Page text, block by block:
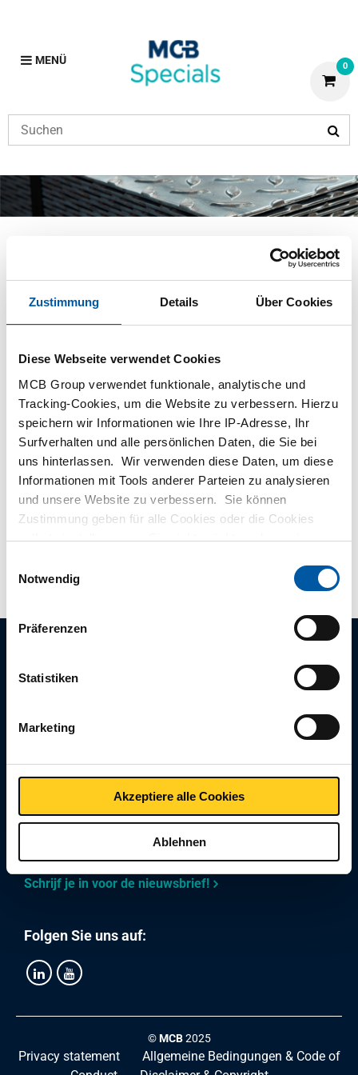
Zustimmung Details Über Cookies
Diese Webseite verwendet Cookies
MCB Group verwendet funktionale, analytische und
Tracking-Cookies, um die Website zu verbessern. Hierzu
speichern wir Informationen wie Ihre IP-Adresse, Ihr
Surfverhalten und alle persönlichen Daten, die Sie bei
uns hinterlassen. Wir verwenden diese Daten, um diese
Informationen mit Tools anderer Parteien zu analysieren
und unsere Website zu verbessern. Sie können
Zustimmung geben für alle Cookies oder die Cookies
selbst einstellen, wenn Sie nicht möchten, dass wir
Informationen zu den von uns gespeicherten Cookies und
den Parteien mit denen wir zusammenarbeiten, finden
hier
unsere Richtlinien an.
Notwendig
Präferenzen
Statistiken
Marketing
Akzeptiere alle Cookies
Ablehnen
MENÜ 0
Lackiert
Hulp nodig?
Meer informatie over de soorten alumunium platen.
Lees meer
Keine Produkte gefunden Lackiert
Nicht gefunden was Sie suchen? UnsereMitarbeiterhelfen
Über MCB Specials
Schrijf je in voor de nieuwsbrief!
Folgen Sie uns auf:
©MCB2025
Privacy statement
Allgemeine Bedingungen & Code of